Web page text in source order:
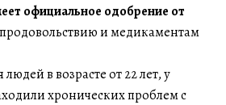
официальное одобрение от
и медикаментам
в возрасте от 22 лет, у
хронических проблем с